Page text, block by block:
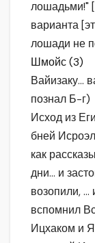
лошадьми!"
варианта
лошади не
Шмойс (3)
Вайизаку…
познал Б-г)
Исход из
бней
как
дни… и
возопили,
вспомнил
Ицхаком и